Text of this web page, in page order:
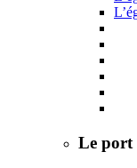
Le port